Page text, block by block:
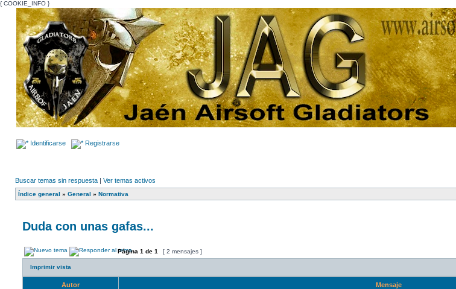
{ COOKIE_INFO }
Identificarse Registrarse
Buscar temas sin respuesta | Ver temas activos
Índice general » General » Normativa
Duda con unas gafas...
Página 1 de 1 [ 2 mensajes ]
Imprimir vista
Autor Mensaje